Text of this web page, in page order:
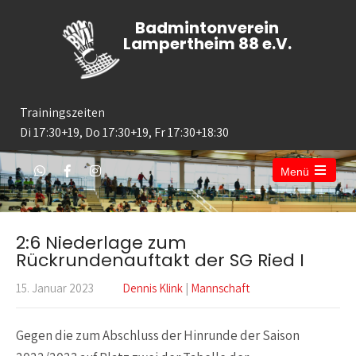
Badmintonverein
Lampertheim 88 e.V.
Trainingszeiten
Di 17:30+19, Do 17:30+19, Fr 17:30+18:30
Menü
Open
the
main
2:6 Niederlage zum
Rückrundenauftakt der SG Ried I
15. Januar 2023 Dennis Klink | Mannschaft
Gegen die zum Abschluss der Hinrunde der Saison